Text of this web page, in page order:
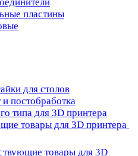
пластины
для столов
постобработка
типа для 3D принтера
товары для 3D принтера
товары для 3D